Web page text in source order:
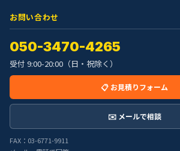
お問い合わせ
050-3470-4265
受付 9:00-20:00（日・祝除く）
📋 お見積りフォーム
✉️ メールで相談
FAX：03-6771-9911